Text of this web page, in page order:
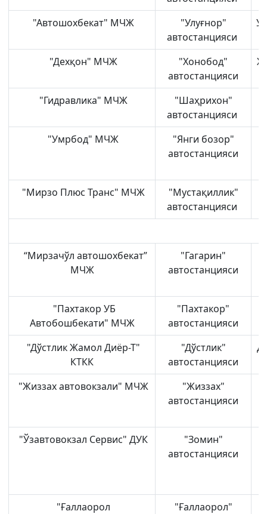
"Автошохбекат" МЧЖ
"Улуғнор"
автостанцияси
"Дехқон" МЧЖ
"Хонобод"
автостанцияси
"Гидравлика" МЧЖ
"Шаҳрихон"
автостанцияси
"Умрбод" МЧЖ
"Янги бозор"
автостанцияси
"Мирзо Плюс Транс" МЧЖ
"Мустақиллик"
автостанцияси
“Мирзачўл автошохбекат”
МЧЖ
"Гагарин"
автостанцияси
"Пахтакор УБ
Автобошбекати" МЧЖ
"Пахтакор"
автостанцияси
"Дўстлик Жамол Диёр-Т"
КТКК
"Дўстлик"
автостанцияси
"Жиззах автовокзали" МЧЖ
"Жиззах"
автостанцияси
"Ўзавтовокзал Сервис" ДУК
"Зомин"
автостанцияси
"Ғаллаорол
"Ғаллаорол"